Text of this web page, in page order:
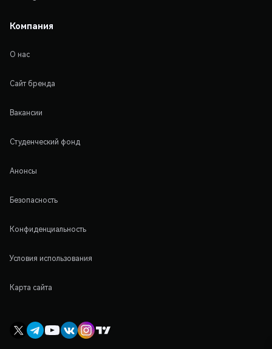
Компания
О нас
Сайт бренда
Вакансии
Студенческий фонд
Анонсы
Безопасность
Конфиденциальность
Условия использования
Карта сайта